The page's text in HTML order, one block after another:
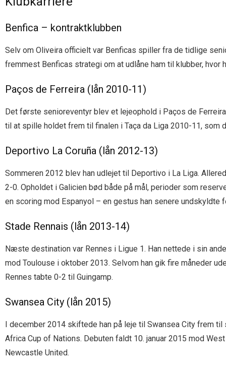
Benfica – kontraktklubben
Selv om Oliveira officielt var Benficas spiller fra de tidlige
fremmest Benficas strategi om at udlåne ham til klubber,
Paços de Ferreira (lån 2010-11)
Det første senioreventyr blev et lejeophold i Paços de
til at spille holdet frem til finalen i Taça da Liga 2010-11, som
Deportivo La Coruña (lån 2012-13)
Sommeren 2012 blev han udlejet til Deportivo i La Liga.
2-0. Opholdet i Galicien bød både på mål, perioder som
en scoring mod Espanyol – en gestus han senere undskyldte
Stade Rennais (lån 2013-14)
Næste destination var Rennes i Ligue 1. Han nettede i sin
mod Toulouse i oktober 2013. Selvom han gik fire måneder
Rennes tabte 0-2 til Guingamp.
Swansea City (lån 2015)
I december 2014 skiftede han på leje til Swansea City frem
Africa Cup of Nations. Debuten faldt 10. januar 2015 mod
Newcastle United.